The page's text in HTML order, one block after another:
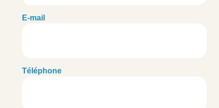
E-mail
Téléphone